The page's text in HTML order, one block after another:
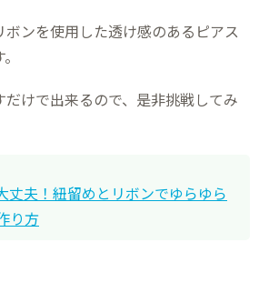
ンを使用した透け感のあるピアス
けで出来るので、是非挑戦してみ
丈夫！紐留めとリボンでゆらゆら
り方